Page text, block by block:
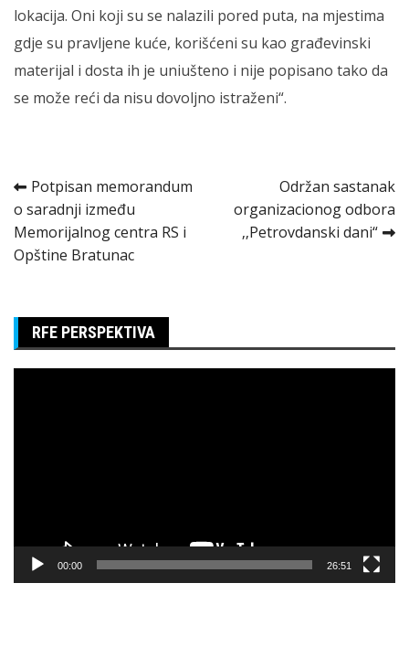
lokacija. Oni koji su se nalazili pored puta, na mjestima
gdje su pravljene kuće, korišćeni su kao građevinski
materijal i dosta ih je uniušteno i nije popisano tako da
se može reći da nisu dovoljno istraženi“.
Kretanje
članka
Potpisan memorandum
o saradnji između
Memorijalnog centra RS i
Opštine Bratunac
Održan sastanak
organizacionog odbora
‚‚Petrovdanski dani“
RFE PERSPEKTIVA
00:00 26:51